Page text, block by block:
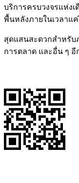
บริการครบวงจรแห่ง
พื้นหลังภายในเวลาแ
สุดแสนสะดวกสำหรับ
การตลาด และอื่น ๆ อี